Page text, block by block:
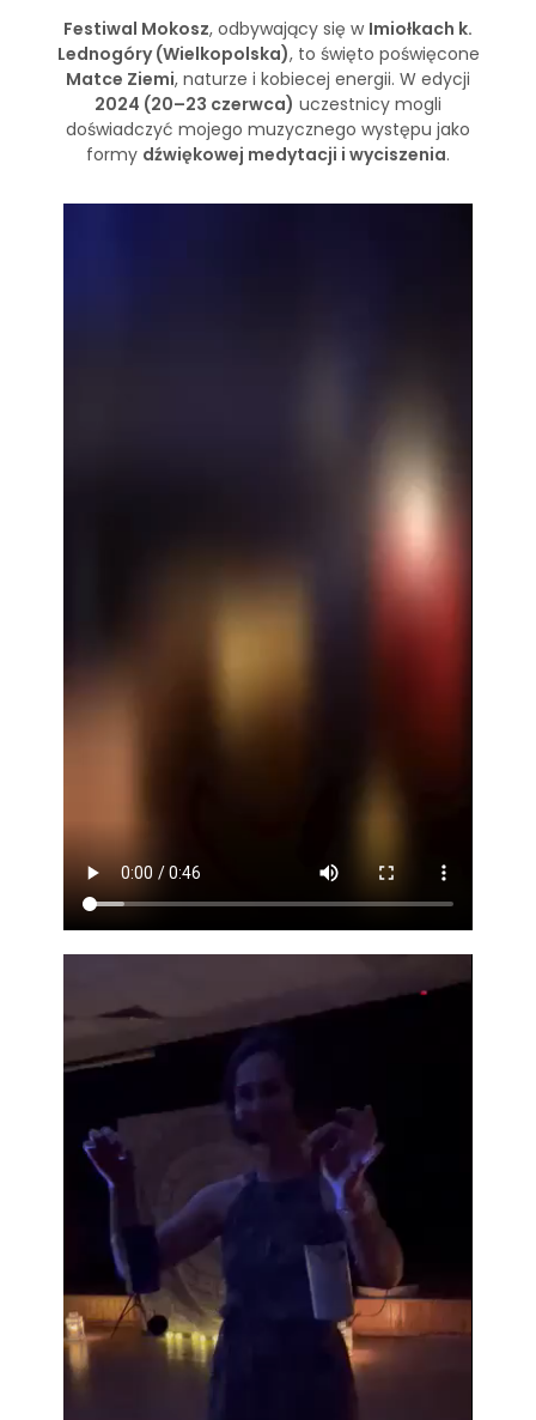
Festiwal Mokosz, odbywający się w Imiołkach k.
Lednogóry (Wielkopolska), to święto poświęcone
Matce Ziemi, naturze i kobiecej energii. W edycji
2024 (20–23 czerwca) uczestnicy mogli
doświadczyć mojego muzycznego występu jako
formy dźwiękowej medytacji i wyciszenia.